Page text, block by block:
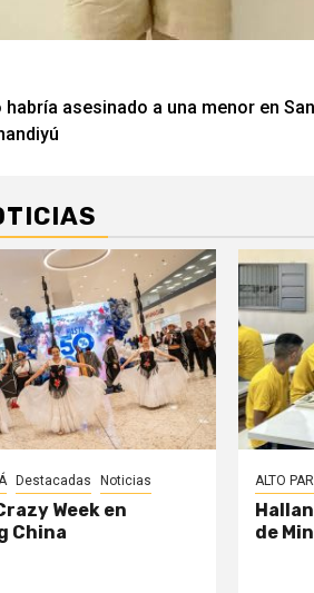
habría asesinado a una menor en
Destacadas Noticias
Week en
China
ALTO
de